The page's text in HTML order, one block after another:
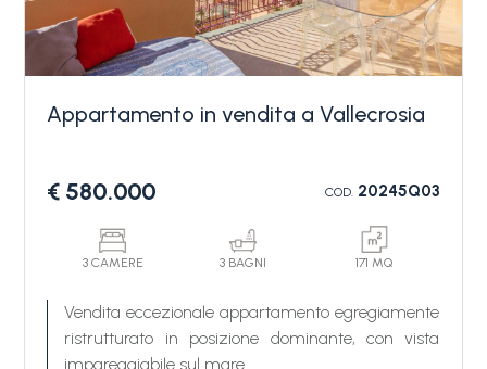
Appartamento in vendita a Vallecrosia
€ 580.000 COD.20245Q03
3 CAMERE 3 BAGNI 171 MQ
Vendita eccezionale appartamento egregiamente
ristrutturato in posizione dominante, con vista
impareggiabile sul mare.